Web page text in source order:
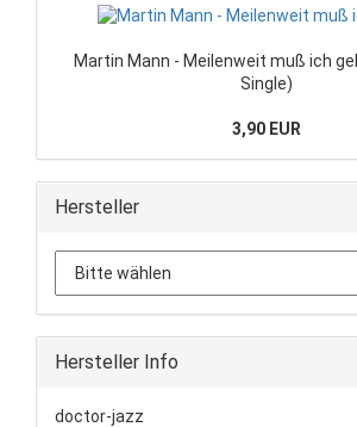
Martin Mann - Meilenweit muß ich
Single)
3,90 EUR
Hersteller
Hersteller Info
doctor-jazz